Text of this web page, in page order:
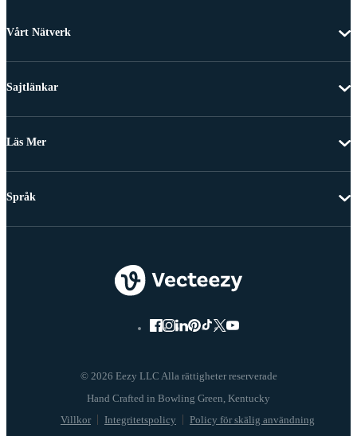
Vårt Nätverk
Sajtlänkar
Läs Mer
© 2026 Eezy LLC Alla rättigheter reserverade
Villkor Integritetspolicy Policy för skälig användning
Språk